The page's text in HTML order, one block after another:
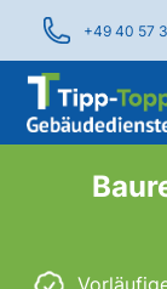
+49 40 57